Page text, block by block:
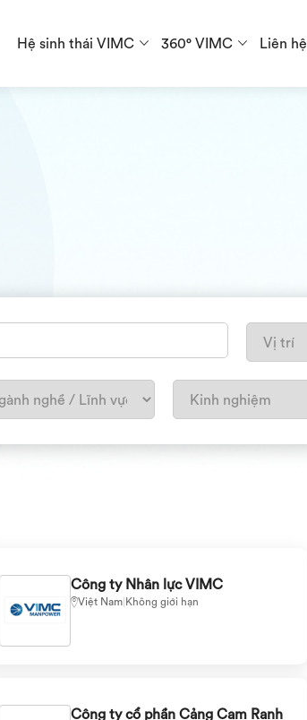
Hệ sinh thái VIMC 360° VIMC Liên hệ
Công ty Nhân lực VIMC
Việt Nam|Không giới hạn
Công ty cổ phần Cảng Cam Ranh